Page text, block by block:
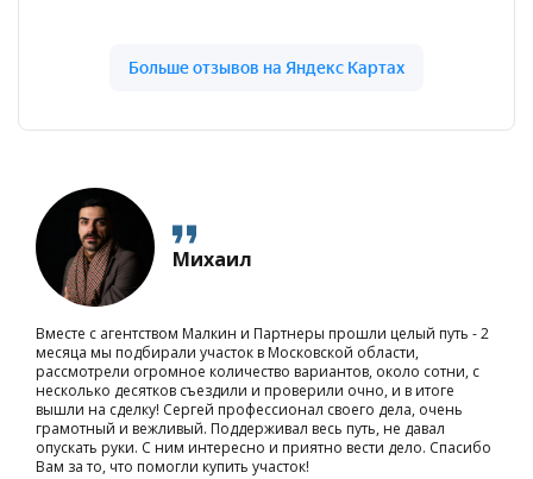
Михаил
Вместе с агентством Малкин и Партнеры прошли целый путь - 2
месяца мы подбирали участок в Московской области,
рассмотрели огромное количество вариантов, около сотни, с
несколько десятков съездили и проверили очно, и в итоге
вышли на сделку! Сергей профессионал своего дела, очень
грамотный и вежливый. Поддерживал весь путь, не давал
опускать руки. С ним интересно и приятно вести дело. Спасибо
Вам за то, что помогли купить участок!